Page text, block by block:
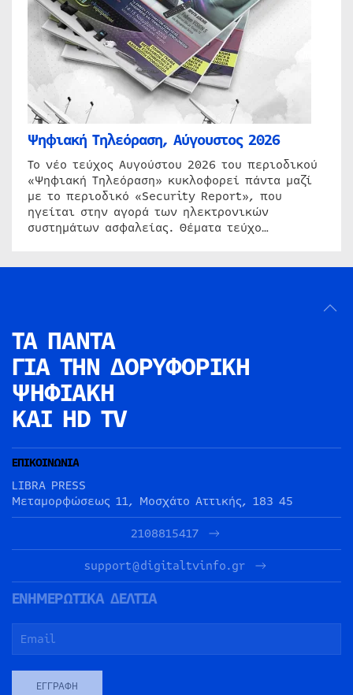
Ψηφιακή Τηλεόραση, Αύγουστος 2026
Το νέο τεύχος Αυγούστου 2026 του περιοδικού
«Ψηφιακή Τηλεόραση» κυκλοφορεί πάντα μαζί
με το περιοδικό «Security Report», που
ηγείται στην αγορά των ηλεκτρονικών
συστημάτων ασφαλείας. Θέματα τεύχο…
ΤΑ ΠΑΝΤΑ
ΓΙΑ ΤΗΝ ΔΟΡΥΦΟΡΙΚΗ
ΨΗΦΙΑΚΗ
ΚΑΙ HD TV
ΕΠΙΚΟΙΝΩΝΙΑ
LIBRA PRESS
Μεταμορφώσεως 11, Μοσχάτο Αττικής, 183 45
2108815417
support@digitaltvinfo.gr
ΕΝΗΜΕΡΩΤΙΚΑ ΔΕΛΤΙΑ
ΕΓΓΡΑΦΉ